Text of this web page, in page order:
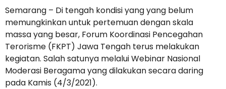
Semarang – Di tengah kondisi yang yang belum
memungkinkan untuk pertemuan dengan skala
massa yang besar, Forum Koordinasi Pencegahan
Terorisme (FKPT) Jawa Tengah terus melakukan
kegiatan. Salah satunya melalui Webinar Nasional
Moderasi Beragama yang dilakukan secara daring
pada Kamis (4/3/2021).